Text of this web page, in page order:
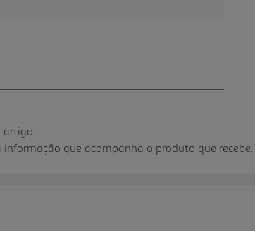
que acompanha o produto que recebe.